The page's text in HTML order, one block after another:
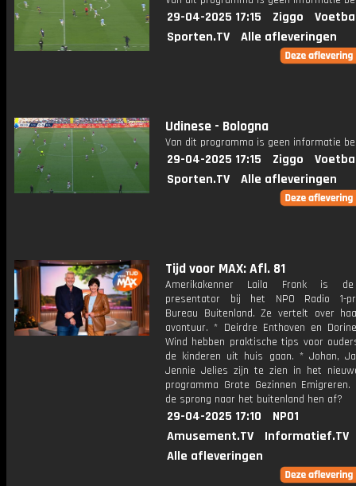
29-04-2025 17:15 Ziggo
Sporten.TV
Alle afleveringen
Udinese - Bologna
Van dit programma is geen informatie
29-04-2025 17:15 Ziggo
Sporten.TV
Alle afleveringen
Tijd voor MAX: Afl. 81
Amerikakenner Laila Frank is
presentator bij het NPO Radio 1-
Bureau Buitenland. Ze vertelt over
avontuur. * Deirdre Enthoven en
Wind hebben praktische tips voor
de kinderen uit huis gaan. * Johan,
Jennie Jelies zijn te zien in het
programma Grote Gezinnen
de sprong naar het buitenland hen af?
29-04-2025 17:10
NPO1
Amusement.TV
Informatief.TV
Alle afleveringen